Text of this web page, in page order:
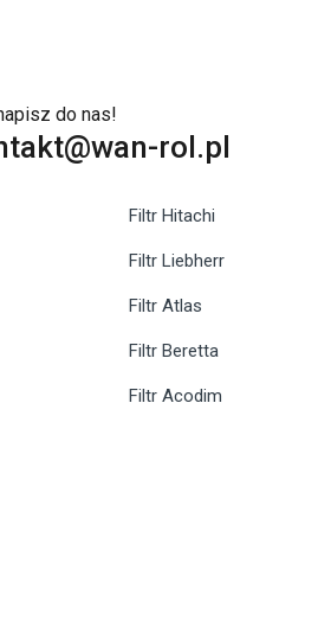
do nas!
rol.pl
Filtr Hitachi
Filtr Liebherr
Filtr Atlas
Filtr Beretta
Filtr Acodim